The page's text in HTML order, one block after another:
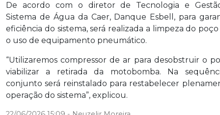
De acordo com o diretor de Tecnologia e
Sistema de Água da Caer, Danque Esbell, para
eficiência do sistema, será realizada a limpeza do
o uso de equipamento pneumático.
“Utilizaremos compressor de ar para desobstruir o
viabilizar a retirada da motobomba. Na
conjunto será reinstalado para restabelecer
operação do sistema”, explicou.